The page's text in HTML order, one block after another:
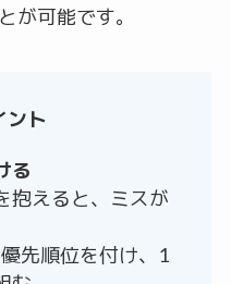
が可能です。
ント
る
抱えると、ミスが
先順位を付け、1